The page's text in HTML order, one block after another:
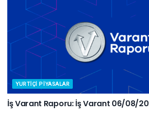
YURTIÇI PIYASALAR
İş Varant Raporu: İş Varant 06/08/